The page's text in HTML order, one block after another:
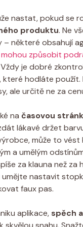
nastat, pokud se
produktu. Ne
– některé obsahují
způsobit
je dobré
které hodláte použít.
ale určitě ne za
na časovou
lákavé držet
může to vést
a umělým
za klauna než za
nastavit
faux pas.
aplikace, spěch